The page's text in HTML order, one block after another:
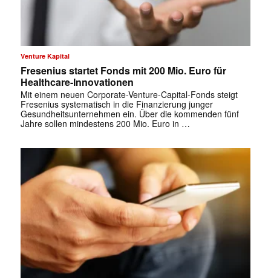
Venture Kapital
Fresenius startet Fonds mit 200 Mio. Euro für
Healthcare-Innovationen
Mit einem neuen Corporate-Venture-Capital-Fonds steigt
Fresenius systematisch in die Finanzierung junger
Gesundheitsunternehmen ein. Über die kommenden fünf
Jahre sollen mindestens 200 Mio. Euro in …